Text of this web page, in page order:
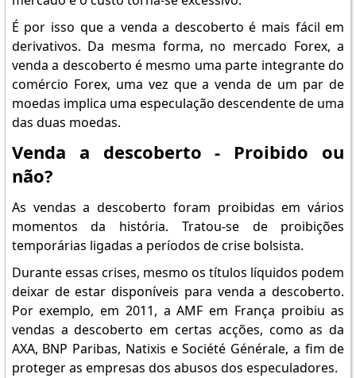
É por isso que a venda a descoberto é mais fácil em
derivativos. Da mesma forma, no mercado Forex, a
venda a descoberto é mesmo uma parte integrante do
comércio Forex, uma vez que a venda de um par de
moedas implica uma especulação descendente de uma
das duas moedas.
Venda a descoberto - Proibido ou
não?
As vendas a descoberto foram proibidas em vários
momentos da história. Tratou-se de proibições
temporárias ligadas a períodos de crise bolsista.
Durante essas crises, mesmo os títulos líquidos podem
deixar de estar disponíveis para venda a descoberto.
Por exemplo, em 2011, a AMF em França proibiu as
vendas a descoberto em certas acções, como as da
AXA, BNP Paribas, Natixis e Société Générale, a fim de
proteger as empresas dos abusos dos especuladores.